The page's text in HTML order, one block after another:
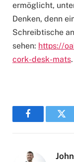
ermöglicht,
Denken, denn
Schreibtische
sehen: https://
cork-desk-mats.
Facebook